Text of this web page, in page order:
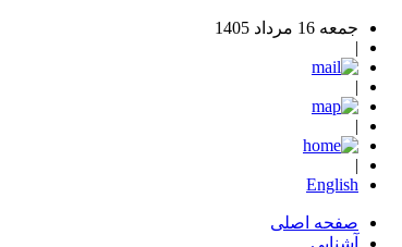
جمعه 16 مرداد 1405
|
|
|
|
English
صفحه اصلی
آشنایی